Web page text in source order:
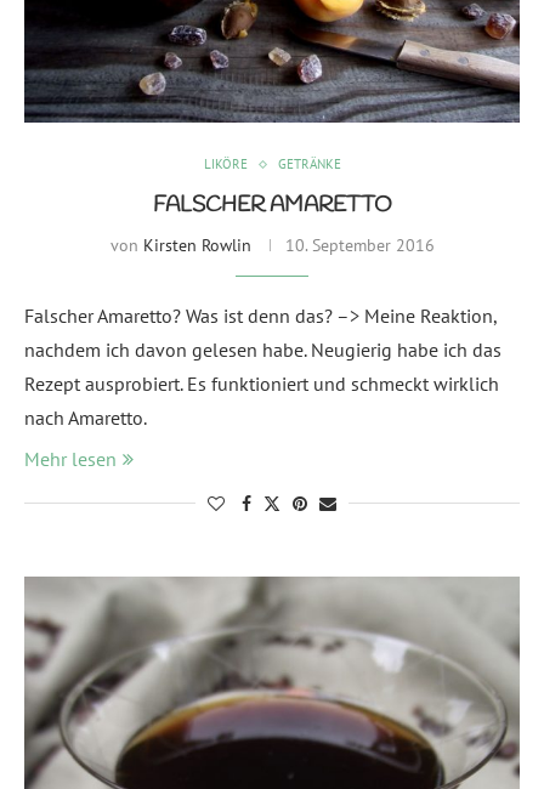
LIKÖRE GETRÄNKE
FALSCHER AMARETTO
von Kirsten Rowlin 10. September 2016
Falscher Amaretto? Was ist denn das? –> Meine Reaktion,
nachdem ich davon gelesen habe. Neugierig habe ich das
Rezept ausprobiert. Es funktioniert und schmeckt wirklich
nach Amaretto.
Mehr lesen